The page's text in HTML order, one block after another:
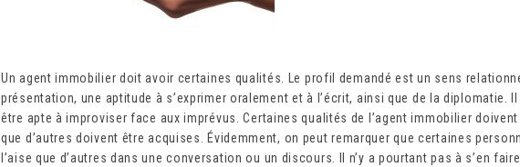
Un agent immobilier doit avoir certaines qualités. Le profil demandé est un sens
présentation, une aptitude à s’exprimer oralement et à l’écrit, ainsi que de la diplomatie.
être apte à improviser face aux imprévus. Certaines qualités de l’agent immobilier
que d’autres doivent être acquises. Évidemment, on peut remarquer que certaines
l’aise que d’autres dans une conversation ou un discours. Il n’y a pourtant pas à s’en